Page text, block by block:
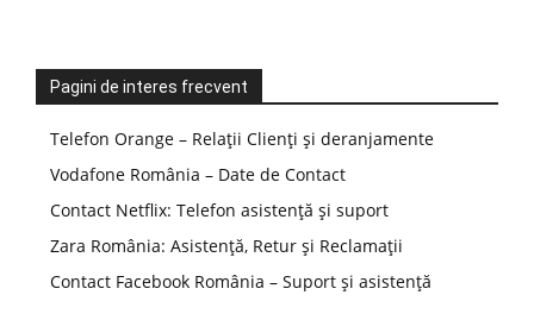
Pagini de interes frecvent
Telefon Orange – Relații Clienți și deranjamente
Vodafone România – Date de Contact
Contact Netflix: Telefon asistență și suport
Zara România: Asistență, Retur și Reclamații
Contact Facebook România – Suport și asistență